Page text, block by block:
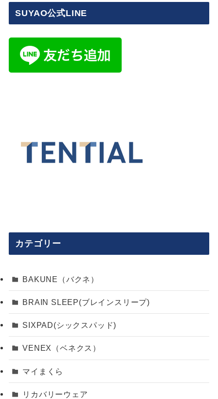
SUYAO公式LINE
カテゴリー
BAKUNE（バクネ）
BRAIN SLEEP(ブレインスリープ)
SIXPAD(シックスパッド)
VENEX（ベネクス）
マイまくら
リカバリーウェア